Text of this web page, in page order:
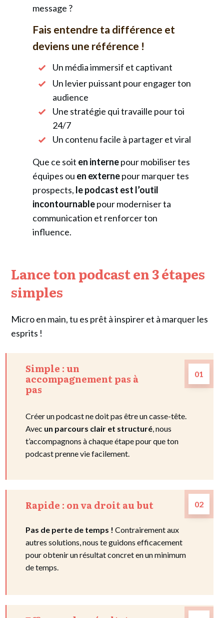
message ?
Fais entendre ta différence et
deviens une référence !
Un média immersif et captivant
Un levier puissant pour engager ton
audience
Une stratégie qui travaille pour toi
24/7
Un contenu facile à partager et viral
Que ce soit en internepour mobiliser tes
équipes ou en externepour marquer tes
prospects, le podcast est l’outil
incontournablepour moderniser ta
communication et renforcer ton
influence.
Lance ton podcast en 3 étapes
simples
Micro en main, tu es prêt à inspirer et à marquer les
esprits !
Simple : un
accompagnement pas à
pas
01
Créer un podcast ne doit pas être un casse-tête.
Avec un parcours clair et structuré, nous
t’accompagnons à chaque étape pour que ton
podcast prenne vie facilement.
Rapide : on va droit au but 02
Pas de perte de temps ! Contrairement aux
autres solutions, nous te guidons efficacement
pour obtenir unrésultat concreten un minimum
de temps.